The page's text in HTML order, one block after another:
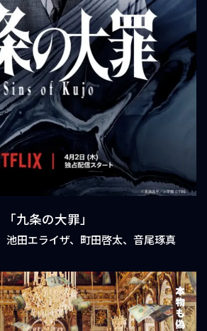
「九条の大罪」
池田エライザ、町田啓太、音尾琢真